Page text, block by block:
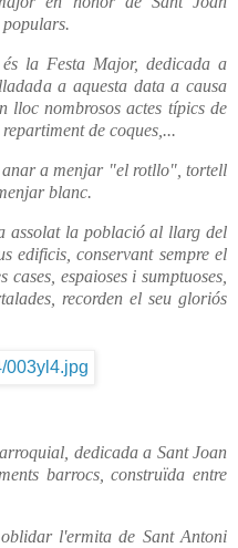
la Festa Major, dedicada a
a aquesta data a causa
lloc nombrosos actes típics de
de coques,...
anar a menjar "el rotllo", tortell
blanc.
assolat la població al llarg del
edificis, conservant sempre el
espaioses i sumptuoses,
recorden el seu gloriós
dedicada a Sant Joan
barrocs, construïda entre
l'ermita de Sant Antoni